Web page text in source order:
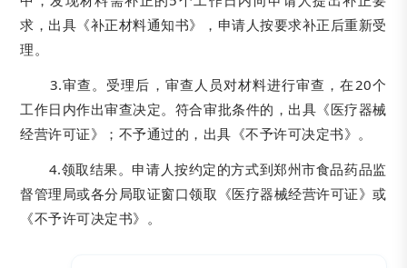
求，出具《补正材料通知书》，申请人按要求补正后重新受
理。
3.审查。受理后，审查人员对材料进行审查，在20个
工作日内作出审查决定。符合审批条件的，出具《医疗器械
经营许可证》；不予通过的，出具《不予许可决定书》。
4.领取结果。申请人按约定的方式到郑州市食品药品监
督管理局或各分局取证窗口领取《医疗器械经营许可证》或
《不予许可决定书》。